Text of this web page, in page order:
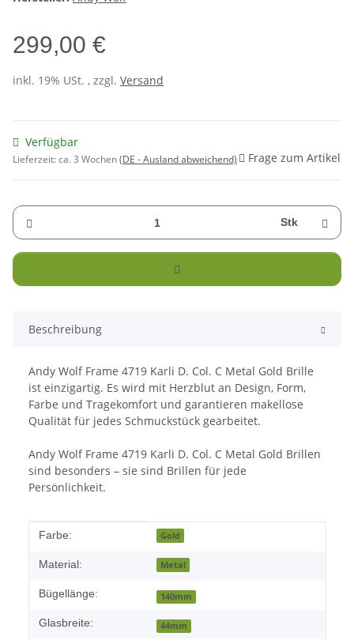
299,00 €
inkl. 19% USt. , zzgl. Versand
Verfügbar
Lieferzeit:ca. 3 Wochen(DE - Ausland abweichend) Frage zum Artikel
Stk
Beschreibung
Andy Wolf Frame 4719 Karli D. Col. C Metal Gold Brille
ist einzigartig. Es wird mit Herzblut an Design, Form,
Farbe und Tragekomfort und garantieren makellose
Qualität für jedes Schmuckstück gearbeitet.
Andy Wolf Frame 4719 Karli D. Col. C Metal Gold Brillen
sind besonders – sie sind Brillen für jede
Persönlichkeit.
Produkteigenschaft
Wert
Farbe: Gold
Material: Metal
Bügellänge: 140mm
Glasbreite: 44mm